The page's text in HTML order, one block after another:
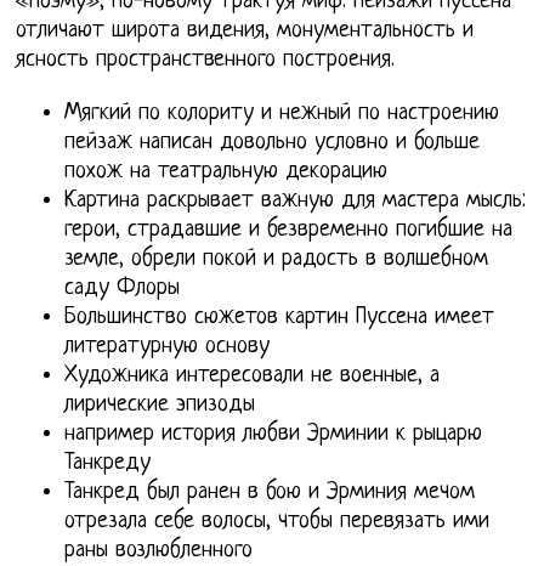
отличают широта видения, монументальность и
ясность пространственного построения.
Мягкий по колориту и нежный по настроению
пейзаж написан довольно условно и больше
похож на театральную декорацию
Картина раскрывает важную для мастера мысль:
герои, страдавшие и безвременно погибшие на
земле, обрели покой и радость в волшебном
саду Флоры
Большинство сюжетов картин Пуссена имеет
литературную основу
Художника интересовали не военные, а
лирические эпизоды
например история любви Эрминии к рыцарю
Танкреду
Танкред был ранен в бою и Эрминия мечом
отрезала себе волосы, чтобы перевязать ими
раны возлюбленного